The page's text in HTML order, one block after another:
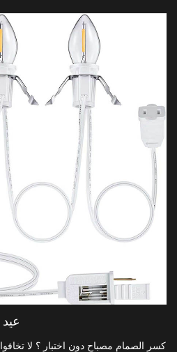
كسر الصمام مصباح دون اختبار ؟ لا